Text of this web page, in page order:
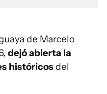
de Marcelo
dejó abierta la
históricosdel